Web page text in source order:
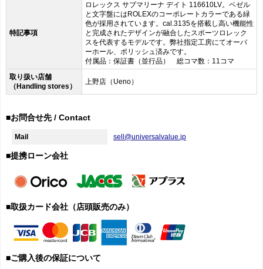
特記事項
ロレックス サブマリーナ デイト 116610LV。ベゼル
と文字盤にはROLEXのコーポレートカラーである緑
色が採用されています。cal.3135を搭載し高い機能性
と完成されたデザインが融合したスポーツロレック
スを代表するモデルです。弊社指定工房にてオーバ
ーホール、ポリッシュ済みです。
付属品：保証書（並行品） 総コマ数：11コマ
取り扱い店舗
（Handling stores）
上野店（Ueno）
■お問合せ先 / Contact
Mail sell@universalvalue.jp
■提携ローン会社
■取扱カード会社（店頭販売のみ）
■ご購入後の保証について